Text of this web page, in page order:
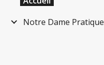
Notre Dame Pratique